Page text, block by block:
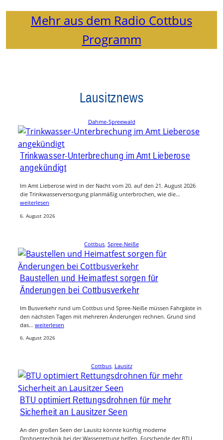
Mehr aus dem Radio Cottbus
Programm
Lausitznews
Dahme-Spreewald
Trinkwasser-Unterbrechung im Amt Lieberose
angekündigt
Im Amt Lieberose wird in der Nacht vom 20. auf den 21. August 2026
die Trinkwasserversorgung planmäßig unterbrochen, wie die…
weiterlesen
6. August 2026
Cottbus Spree-Neiße
Baustellen und Heimatfest sorgen für
Änderungen bei Cottbusverkehr
Im Busverkehr rund um Cottbus und Spree-Neiße müssen Fahrgäste in
den nächsten Tagen mit mehreren Änderungen rechnen. Grund sind
das… weiterlesen
6. August 2026
Cottbus, Lausitz
BTU optimiert Rettungsdrohnen für mehr
Sicherheit an Lausitzer Seen
An den großen Seen der Lausitz könnte künftig moderne
Drohnentechnik bei der Wasserrettung helfen. Forschende der BTU